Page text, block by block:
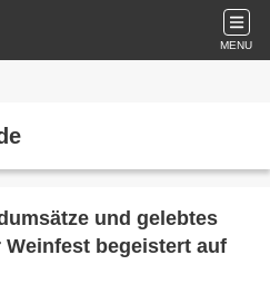
MENU
und gelebtes
begeistert auf